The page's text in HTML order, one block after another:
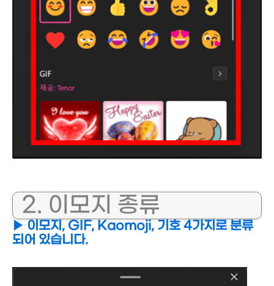
2. 이모지 종류
▶ 이모지, GIF, Kaomoji, 기호 4가지로 분류
되어 있습니다.